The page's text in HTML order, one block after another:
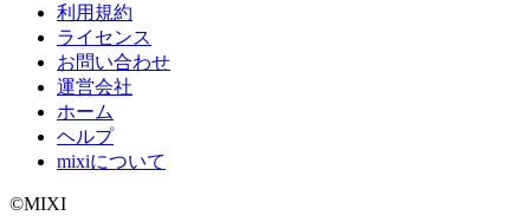
利用規約
ライセンス
お問い合わせ
運営会社
ホーム
ヘルプ
mixiについて
©MIXI